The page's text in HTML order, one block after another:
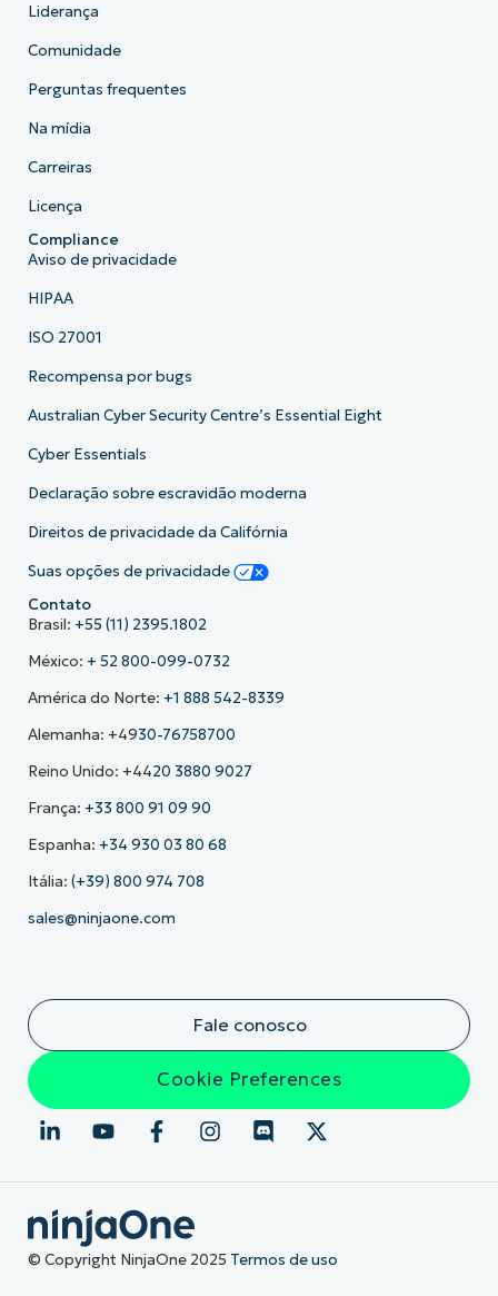
Liderança
Comunidade
Perguntas frequentes
Na mídia
Carreiras
Licença
Compliance
Aviso de privacidade
HIPAA
ISO 27001
Recompensa por bugs
Australian Cyber Security Centre’s Essential Eight
Cyber Essentials
Declaração sobre escravidão moderna
Direitos de privacidade da Califórnia
Suas opções de privacidade
Contato
Brasil: +55 (11) 2395.1802
México: + 52 800-099-0732
América do Norte: +1 888 542-8339
Alemanha: +4930-76758700
Reino Unido: +4420 3880 9027
França: +33 800 91 09 90
Espanha: +34 930 03 80 68
Itália: (+39) 800 974 708
sales@ninjaone.com
Fale conosco
Cookie Preferences
© Copyright NinjaOne 2025 Termos de uso